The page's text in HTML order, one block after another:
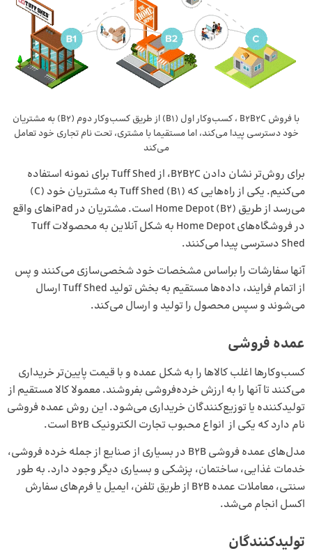
با فروش B2B2C ، کسب‌و‌کار اول (B1) از طریق کسب‌وکار دوم (B2) به مشتریان
خود دسترسی پیدا می‌کند، اما مستقیما با مشتری، تحت نام تجاری خود تعامل
می‌کند
برای روش‌تر نشان دادن B2B2C، از Tuff Shed برای نمونه استفاده
می‌کنیم. یکی از راه‌هایی که Tuff Shed (B1) به مشتریان خود (C)
می‌رسد از طریق Home Depot (B2) است. مشتریان در iPad‌های واقع
در فروشگاه‌های Home Depot به شکل آنلاین به محصولات Tuff
Shed دسترسی پیدا می‌کنند.
آنها سفارشات را براساس مشخصات خود شخصی‌سازی می‌کنند و پس
از اتمام فرایند، داده‌ها مستقیم به بخش تولید Tuff Shed ارسال
می‌شوند و سپس محصول را تولید و ارسال می‌کند.
عمده فروشی
کسب‌وکارها اغلب کالاها را به شکل عمده و با قیمت پایین‌تر خریداری
می‌کنند تا آنها را به ارزش خرده‌فروشی بفروشند. معمولا کالا مستقیم از
تولیدکننده یا توزیع‌کنندگان خریداری می‌شود. این روش عمده فروشی
نام دارد که یکی از انواع محبوب تجارت الکترونیک B2B است.
مدل‌های عمده فروشی B2B در بسیاری از صنایع از جمله خرده فروشی،
خدمات غذایی، ساختمان، پزشکی و بسیاری دیگر وجود دارد. به طور
سنتی، معاملات عمده B2B از طریق تلفن، ایمیل یا فرم‌های سفارش
اکسل انجام می‌شد.
تولیدکنندگان